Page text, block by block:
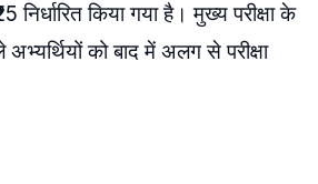
निर्धारित किया गया है। मुख्य परीक्षा के
अभ्यर्थियों को बाद में अलग से परीक्षा